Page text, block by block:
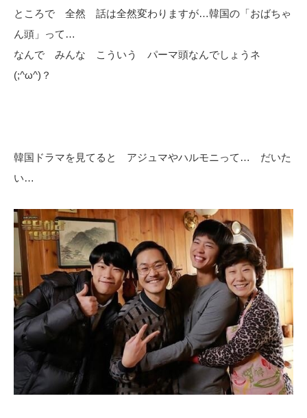
ところで 全然 話は全然変わりますが…韓国の「おばちゃ
ん頭」って…
なんで みんな こういう パーマ頭なんでしょうネ
(;^ω^)？
韓国ドラマを見てると アジュマやハルモニって… だいた
い…